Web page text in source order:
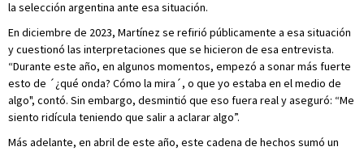
la selección argentina ante esa situación.
En diciembre de 2023, Martínez se refirió públicamente a esa situación
y cuestionó las interpretaciones que se hicieron de esa entrevista.
“Durante este año, en algunos momentos, empezó a sonar más fuerte
esto de ´¿qué onda? Cómo la mira´, o que yo estaba en el medio de
algo", contó. Sin embargo, desmintió que eso fuera real y aseguró: “Me
siento ridícula teniendo que salir a aclarar algo”.
Más adelante, en abril de este año, este cadena de hechos sumó un